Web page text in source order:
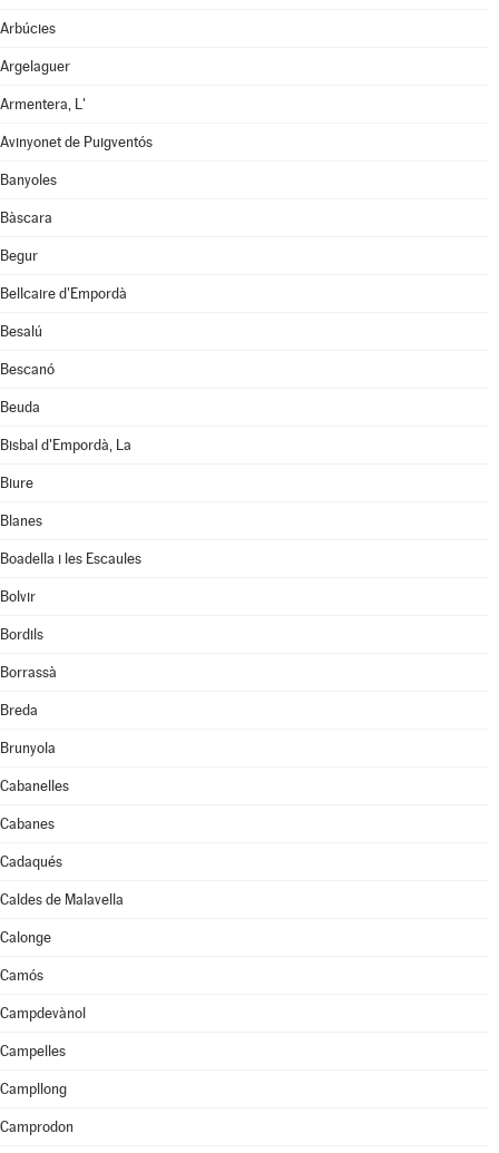
Arbúcies
Argelaguer
Armentera, L'
Avinyonet de Puigventós
Banyoles
Bàscara
Begur
Bellcaire d'Empordà
Besalú
Bescanó
Beuda
Bisbal d'Empordà, La
Biure
Blanes
Boadella i les Escaules
Bolvir
Bordils
Borrassà
Breda
Brunyola
Cabanelles
Cabanes
Cadaqués
Caldes de Malavella
Calonge
Camós
Campdevànol
Campelles
Campllong
Camprodon